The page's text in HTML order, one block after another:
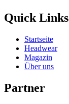
Quick Links
Startseite
Headwear
Magazin
Über uns
Partner